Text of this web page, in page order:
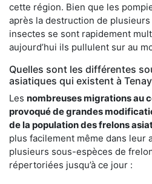
cette région. Bien que les
après la destruction de
insectes se sont rapidement
aujourd’hui ils pullulent sur au
Quelles sont les différentes
asiatiques qui existent à
Les nombreuses migrations au
provoqué de grandes
de la population des frelons
plus facilement même dans leur
plusieurs sous-espèces de
répertoriées jusqu’à ce jour :